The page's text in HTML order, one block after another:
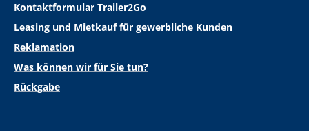
Kontaktformular Trailer2Go
Leasing und Mietkauf für gewerbliche Kunden
Reklamation
Was können wir für Sie tun?
Rückgabe